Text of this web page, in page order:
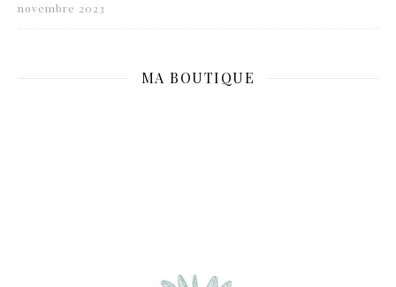
novembre 2023
MA BOUTIQUE